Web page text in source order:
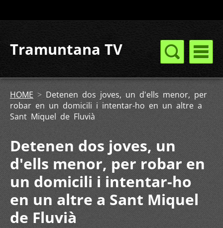
Tramuntana TV
HOME > Detenen dos joves, un d'ells menor, per
robar en un domicili i intentar-ho en un altre a
Sant Miquel de Fluvià
Detenen dos joves, un
d'ells menor, per robar en
un domicili i intentar-ho
en un altre a Sant Miquel
de Fluvià